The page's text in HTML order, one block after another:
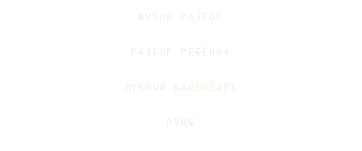
ЖИВОЙ РАЗБОР
РАЗБОР РЕБЁНКА
ЛУННЫЙ КАЛЕНДАРЬ
РУНЫ